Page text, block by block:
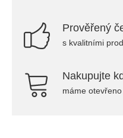
Prověřený
s kvalitními
Nakupujte
máme